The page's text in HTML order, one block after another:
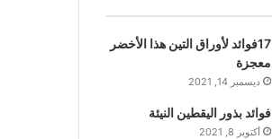
17فوائد لأوراق التين هذا الأخضر
معجزة
ديسمبر 14, 2021
فوائد بذور اليقطين النيئة
أكتوبر 8, 2021